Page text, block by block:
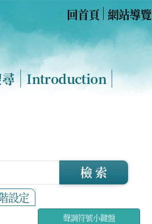
回首頁 網站導覽
Introduction
設定
檢 索
聲調符號小鍵盤